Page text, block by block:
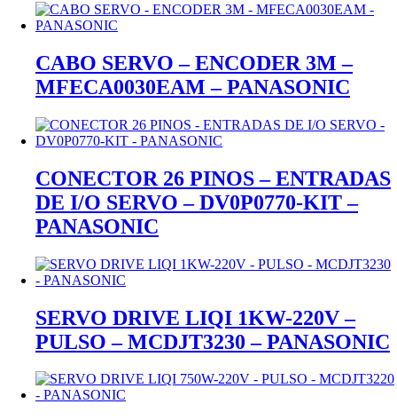
CABO SERVO – ENCODER 3M –
MFECA0030EAM – PANASONIC
CONECTOR 26 PINOS – ENTRADAS
DE I/O SERVO – DV0P0770-KIT –
PANASONIC
SERVO DRIVE LIQI 1KW-220V –
PULSO – MCDJT3230 – PANASONIC